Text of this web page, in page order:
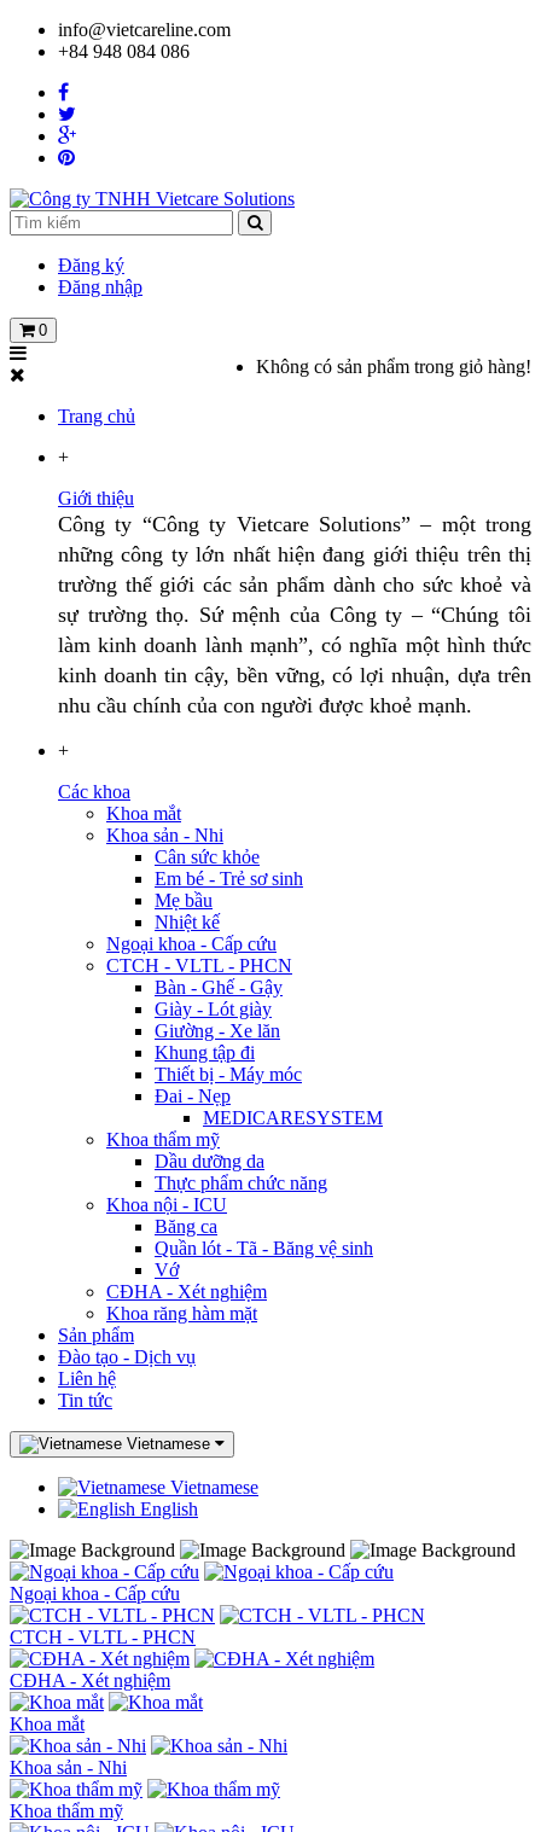
info@vietcareline.com
+84 948 084 086
Đăng ký
Đăng nhập
0
Không có sản phẩm trong giỏ hàng!
Trang chủ
+
Giới thiệu
Công ty “Công ty Vietcare Solutions” – một trong
những công ty lớn nhất hiện đang giới thiệu trên thị
trường thế giới các sản phẩm dành cho sức khoẻ và
sự trường thọ. Sứ mệnh của Công ty – “Chúng tôi
làm kinh doanh lành mạnh”, có nghĩa một hình thức
kinh doanh tin cậy, bền vững, có lợi nhuận, dựa trên
nhu cầu chính của con người được khoẻ mạnh.
+
Các khoa
Khoa mắt
Khoa sản - Nhi
Cân sức khỏe
Em bé - Trẻ sơ sinh
Mẹ bầu
Nhiệt kế
Ngoại khoa - Cấp cứu
CTCH - VLTL - PHCN
Bàn - Ghế - Gậy
Giày - Lót giày
Giường - Xe lăn
Khung tập đi
Thiết bị - Máy móc
Đai - Nẹp
MEDICARESYSTEM
Khoa thẩm mỹ
Dầu dưỡng da
Thực phẩm chức năng
Khoa nội - ICU
Băng ca
Quần lót - Tã - Băng vệ sinh
Vớ
CĐHA - Xét nghiệm
Khoa răng hàm mặt
Sản phẩm
Đào tạo - Dịch vụ
Liên hệ
Tin tức
Vietnamese
Vietnamese
English
Ngoại khoa - Cấp cứu
CTCH - VLTL - PHCN
CĐHA - Xét nghiệm
Khoa mắt
Khoa sản - Nhi
Khoa thẩm mỹ